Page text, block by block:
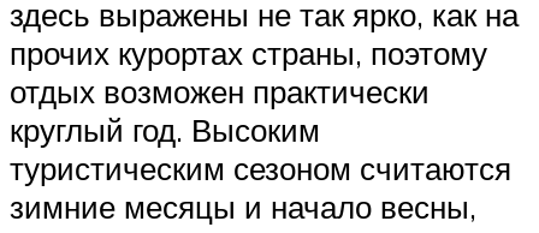
здесь выражены не так ярко, как на
прочих курортах страны, поэтому
отдых возможен практически
круглый год. Высоким
туристическим сезоном считаются
зимние месяцы и начало весны,